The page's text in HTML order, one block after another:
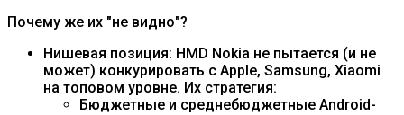
Почему же их "не видно"?
Нишевая позиция: HMD Nokia не пытается (и не
может) конкурировать с Apple, Samsung, Xiaomi
на топовом уровне. Их стратегия:
Бюджетные и среднебюджетные Android-